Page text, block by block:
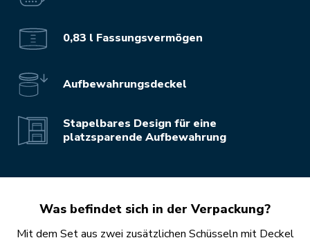
0,83 l Fassungsvermögen
Aufbewahrungsdeckel
Stapelbares Design für eine
platzsparende Aufbewahrung
Was befindet sich in der Verpackung?
Mit dem Set aus zwei zusätzlichen Schüsseln mit Deckel